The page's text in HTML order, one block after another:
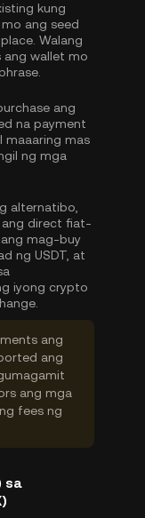
kung
ang seed
Walang
ang wallet mo
ang
na payment
maaaring mas
ng mga
alternatibo,
direct fiat-
mag-buy
ng USDT, at
iyong crypto
ang
ang
ang mga
fees ng
sa